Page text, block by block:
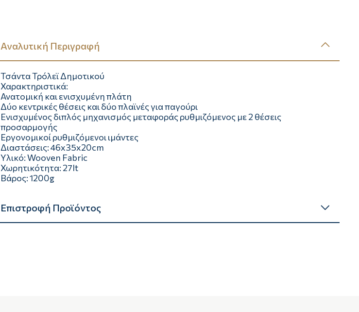
Αναλυτική Περιγραφή
Τσάντα Τρόλεϊ Δημοτικού
Χαρακτηριστικά:
Ανατομική και ενισχυμένη πλάτη
Δύο κεντρικές θέσεις και δύο πλαϊνές για παγούρι
Ενισχυμένος διπλός μηχανισμός μεταφοράς ρυθμιζόμενος με 2 θέσεις
προσαρμογής
Εργονομικοί ρυθμιζόμενοι ιμάντες
Διαστάσεις: 46x35x20cm
Υλικό: Wooven Fabric
Χωρητικότητα: 27lt
Βάρος: 1200g
Επιστροφή Προϊόντος